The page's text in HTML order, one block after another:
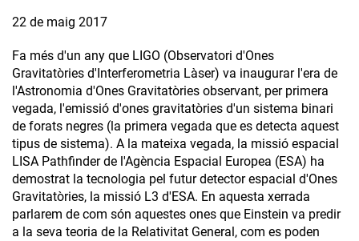
22 de maig 2017
Fa més d'un any que LIGO (Observatori d'Ones
Gravitatòries d'Interferometria Làser) va inaugurar l'era de
l'Astronomia d'Ones Gravitatòries observant, per primera
vegada, l'emissió d'ones gravitatòries d'un sistema binari
de forats negres (la primera vegada que es detecta aquest
tipus de sistema). A la mateixa vegada, la missió espacial
LISA Pathfinder de l'Agència Espacial Europea (ESA) ha
demostrat la tecnologia pel futur detector espacial d'Ones
Gravitatòries, la missió L3 d'ESA. En aquesta xerrada
parlarem de com són aquestes ones que Einstein va predir
a la seva teoria de la Relativitat General, com es poden